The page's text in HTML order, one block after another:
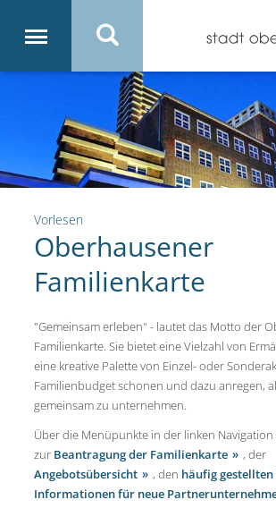
Vorlesen
Oberhausener
Familienkarte
"Gemeinsam erleben" - lautet das Motto der
Familienkarte. Sie bietet eine Vielzahl von
eine kreative Palette von Einzel- oder
Familienbudget schonen und dazu anregen,
gemeinsam zu unternehmen.
Über die Menüpunkte in der linken Navigation
zur Beantragung der Familienkarte
, der
Angebotsübersicht
, den häufig gestellten
Informationen für neue